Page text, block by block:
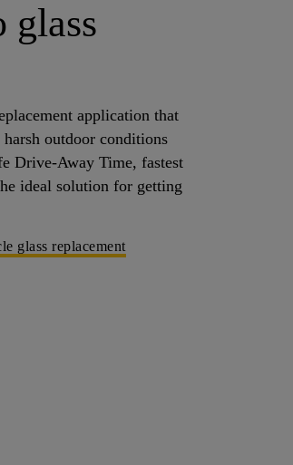
glass
application that
outdoor conditions
Drive-Away Time, fastest
ideal solution for getting
glass replacement